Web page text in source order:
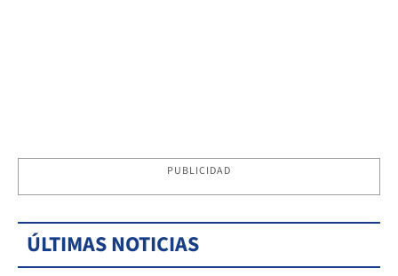
PUBLICIDAD
ÚLTIMAS NOTICIAS